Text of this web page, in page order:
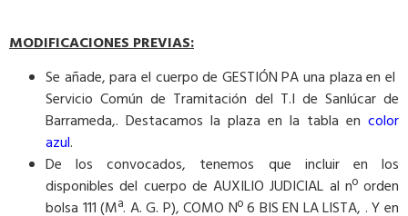
MODIFICACIONES PREVIAS:
Se añade, para el cuerpo de GESTIÓN PA una plaza en el
Servicio Común de Tramitación del T.I de Sanlúcar de
Barrameda,. Destacamos la plaza en la tabla en color
azul.
De los convocados, tenemos que incluir en los
disponibles del cuerpo de AUXILIO JUDICIAL al nº orden
bolsa 111 (Mª. A. G. P), COMO Nº 6 BIS EN LA LISTA, . Y en